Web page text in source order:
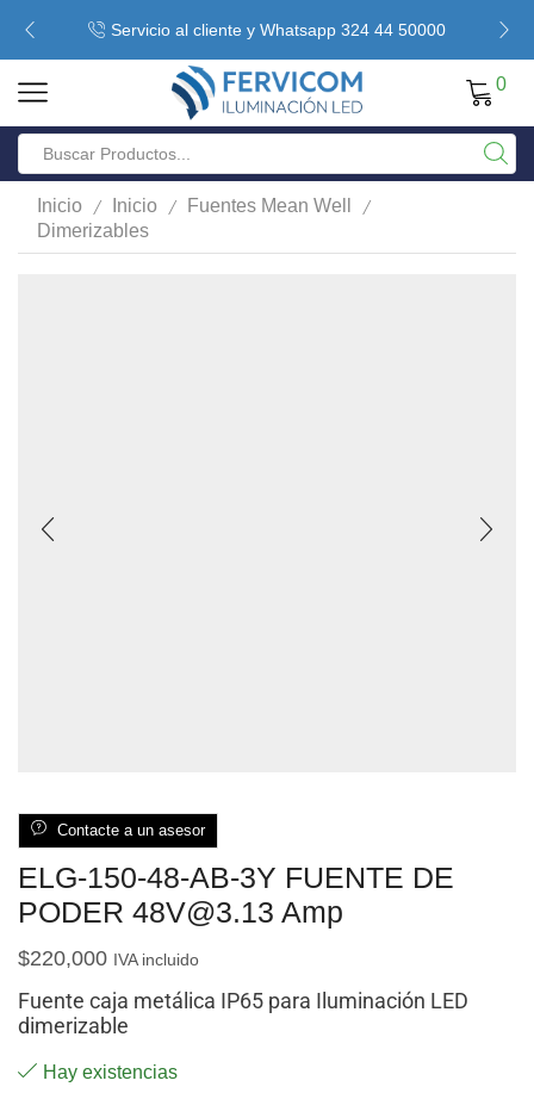
Servicio al cliente y Whatsapp 324 44 50000
0
Inicio / Inicio / Fuentes Mean Well /
Dimerizables
Contacte a un asesor
ELG-150-48-AB-3Y FUENTE DE
PODER 48V@3.13 Amp
$220,000 IVA incluido
Fuente caja metálica IP65 para Iluminación LED
dimerizable
Hay existencias